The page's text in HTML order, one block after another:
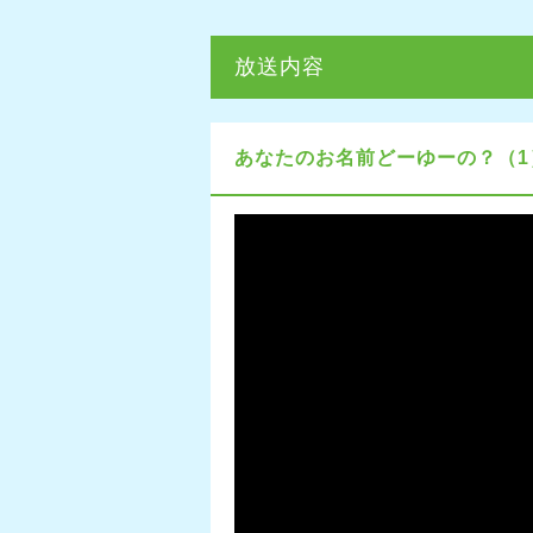
放送内容
あなたのお名前どーゆーの？（1